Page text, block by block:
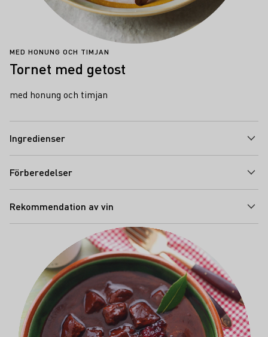
MED HONUNG OCH TIMJAN
Tornet med getost
med honung och timjan
Ingredienser
Förberedelser
Rekommendation av vin